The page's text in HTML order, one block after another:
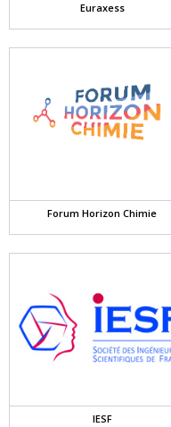
Euraxess
Forum Horizon Chimie
IESF